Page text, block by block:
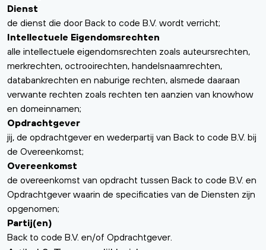
Dienst
de dienst die door Back to code B.V. wordt verricht;
Intellectuele Eigendomsrechten
alle intellectuele eigendomsrechten zoals auteursrechten,
merkrechten, octrooirechten, handelsnaamrechten,
databankrechten en naburige rechten, alsmede daaraan
verwante rechten zoals rechten ten aanzien van knowhow
en domeinnamen;
Opdrachtgever
jij, de opdrachtgever en wederpartij van Back to code B.V. bij
de Overeenkomst;
Overeenkomst
de overeenkomst van opdracht tussen Back to code B.V. en
Opdrachtgever waarin de specificaties van de Diensten zijn
opgenomen;
Partij(en)
Back to code B.V. en/of Opdrachtgever.